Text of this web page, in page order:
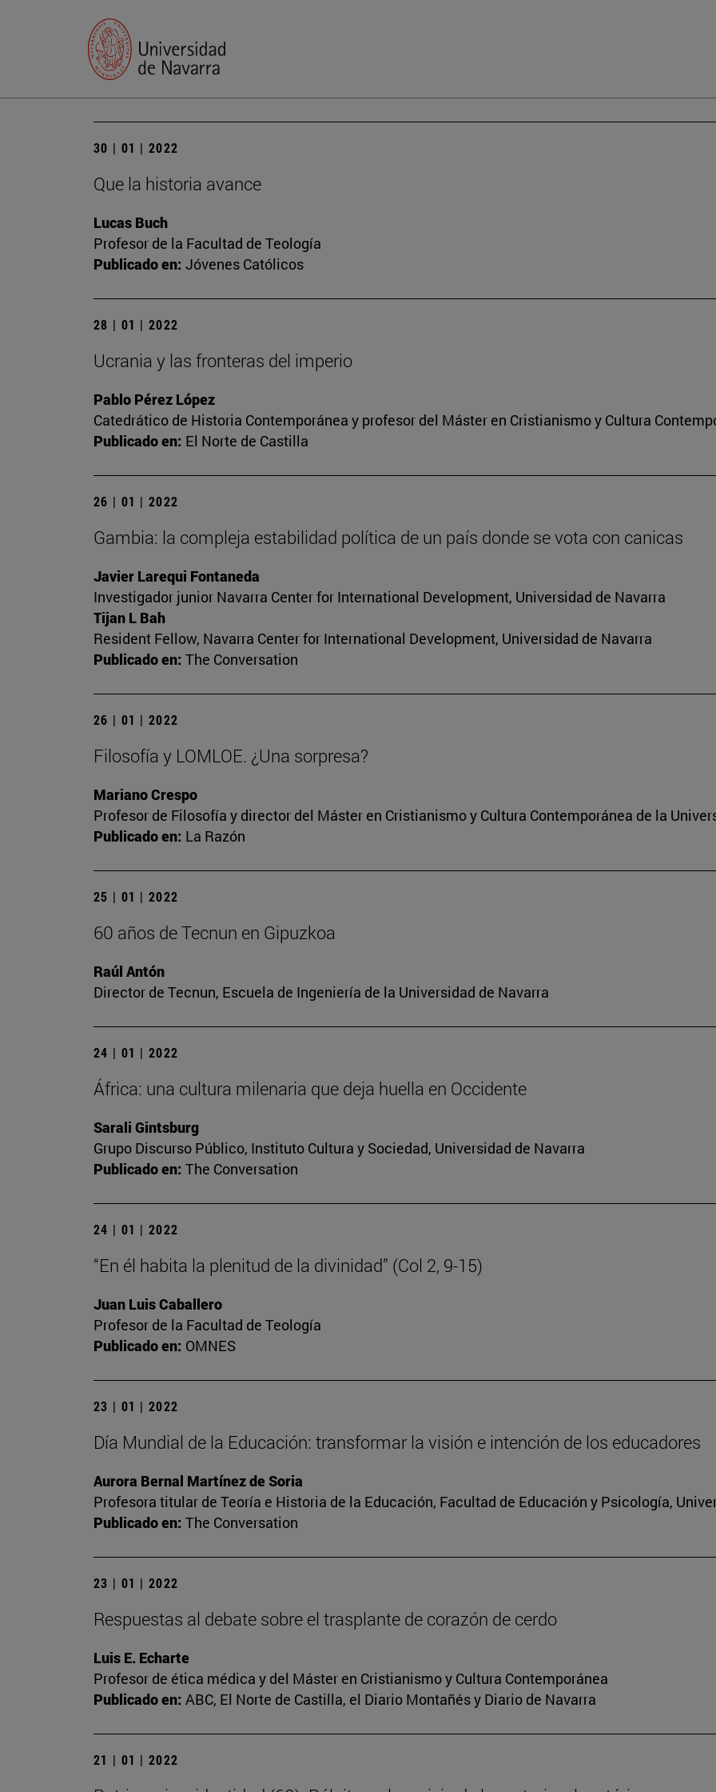
30 | 01 | 2022
Que la historia avance
Lucas Buch
Profesor de la Facultad de Teología
Publicado en: Jóvenes Católicos
28 | 01 | 2022
Ucrania y las fronteras del imperio
Pablo Pérez López
Catedrático de Historia Contemporánea y profesor del Máster en Cristianismo y Cultura
Publicado en: El Norte de Castilla
26 | 01 | 2022
Gambia: la compleja estabilidad política de un país donde se vota con canicas
Javier Larequi Fontaneda
Investigador junior Navarra Center for International Development, Universidad de Navarra
Tijan L Bah
Resident Fellow, Navarra Center for International Development, Universidad de Navarra
Publicado en: The Conversation
26 | 01 | 2022
Filosofía y LOMLOE. ¿Una sorpresa?
Mariano Crespo
Profesor de Filosofía y director del Máster en Cristianismo y Cultura Contemporánea de la
Publicado en: La Razón
25 | 01 | 2022
60 años de Tecnun en Gipuzkoa
Raúl Antón
Director de Tecnun, Escuela de Ingeniería de la Universidad de Navarra
24 | 01 | 2022
África: una cultura milenaria que deja huella en Occidente
Sarali Gintsburg
Grupo Discurso Público, Instituto Cultura y Sociedad, Universidad de Navarra
Publicado en: The Conversation
24 | 01 | 2022
“En él habita la plenitud de la divinidad” (Col 2, 9-15)
Juan Luis Caballero
Profesor de la Facultad de Teología
Publicado en: OMNES
23 | 01 | 2022
Día Mundial de la Educación: transformar la visión e intención de los educadores
Aurora Bernal Martínez de Soria
Profesora titular de Teoría e Historia de la Educación, Facultad de Educación y Psicología,
Publicado en: The Conversation
23 | 01 | 2022
Respuestas al debate sobre el trasplante de corazón de cerdo
Luis E. Echarte
Profesor de ética médica y del Máster en Cristianismo y Cultura Contemporánea
Publicado en: ABC, El Norte de Castilla, el Diario Montañés y Diario de Navarra
21 | 01 | 2022